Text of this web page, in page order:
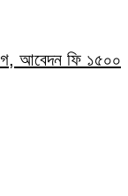
আবেদন ফি ১৫০০